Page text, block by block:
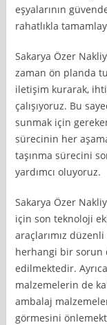
eşyalarının
rahatlıkla
Sakarya Özer
zaman ön planda
iletişim kurarak,
çalışıyoruz. Bu
sunmak için
sürecinin her
taşınma sürecini
yardımcı oluyoruz.
Sakarya Özer
için son teknoloji
araçlarımız
herhangi bir sorun
edilmektedir.
malzemelerin de
ambalaj
görmesini